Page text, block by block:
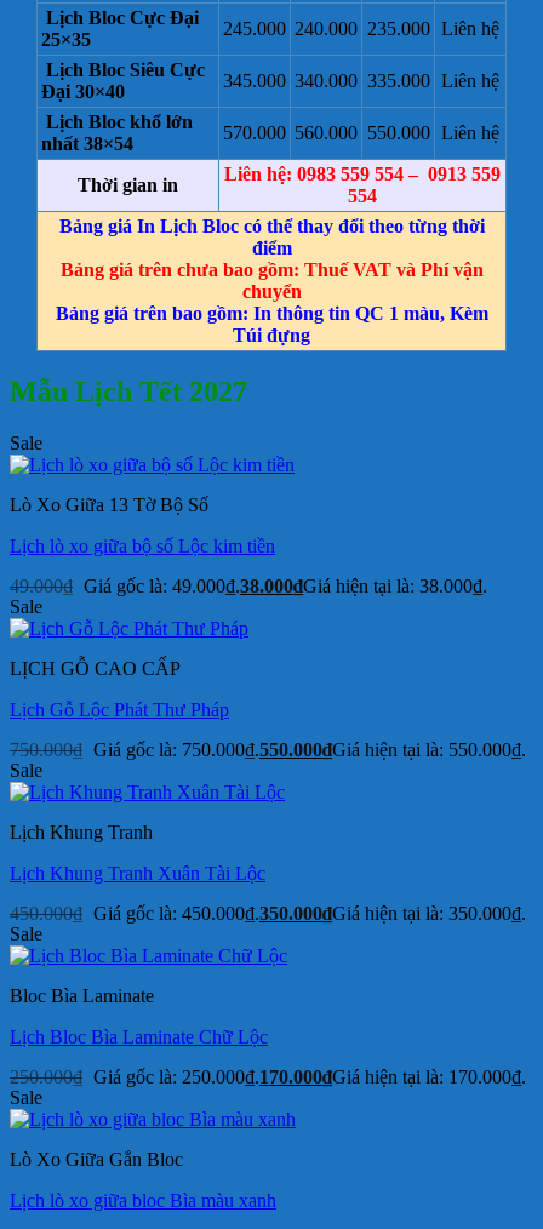
Lịch Bloc Cực Đại
25×35
245.000 240.000 235.000 Liên hệ
Lịch Bloc Siêu Cực
Đại 30×40
345.000 340.000 335.000 Liên hệ
Lịch Bloc khổ lớn
nhất 38×54
570.000 560.000 550.000 Liên hệ
Thời gian in
Liên hệ: 0983 559 554 – 0913 559
554
Bảng giá In Lịch Bloc có thể thay đổi theo từng thời
điểm
Bảng giá trên chưa bao gồm: Thuế VAT và Phí vận
chuyển
Bảng giá trên bao gồm: In thông tin QC 1 màu, Kèm
Túi đựng
Mẫu Lịch Tết 2027
Sale
Lò Xo Giữa 13 Tờ Bộ Số
Lịch lò xo giữa bộ số Lộc kim tiền
49.000₫ Giá gốc là: 49.000₫.38.000₫Giá hiện tại là: 38.000₫.
Sale
LỊCH GỖ CAO CẤP
Lịch Gỗ Lộc Phát Thư Pháp
750.000₫ Giá gốc là: 750.000₫.550.000₫Giá hiện tại là: 550.000₫.
Sale
Lịch Khung Tranh
Lịch Khung Tranh Xuân Tài Lộc
450.000₫ Giá gốc là: 450.000₫.350.000₫Giá hiện tại là: 350.000₫.
Sale
Bloc Bìa Laminate
Lịch Bloc Bìa Laminate Chữ Lộc
250.000₫ Giá gốc là: 250.000₫.170.000₫Giá hiện tại là: 170.000₫.
Sale
Lò Xo Giữa Gắn Bloc
Lịch lò xo giữa bloc Bìa màu xanh